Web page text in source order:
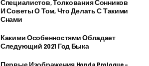
Специалистов, Толкования Сонников
И Советы О Том, Что Делать С Такими
Снами
Какими Особенностями Обладает
Следующий 2021 Год Быка
Первые Изображения Honda Prologue –